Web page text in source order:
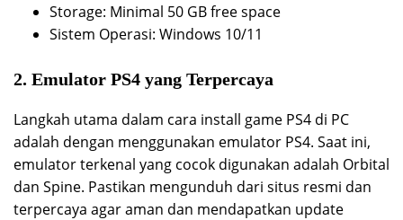
Storage: Minimal 50 GB free space
Sistem Operasi: Windows 10/11
2. Emulator PS4 yang Terpercaya
Langkah utama dalam cara install game PS4 di PC
adalah dengan menggunakan emulator PS4. Saat ini,
emulator terkenal yang cocok digunakan adalah Orbital
dan Spine. Pastikan mengunduh dari situs resmi dan
terpercaya agar aman dan mendapatkan update